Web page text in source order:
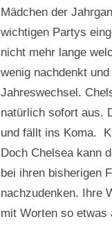
Mädchen der
wichtigen Partys
nicht mehr lange
wenig nachdenkt
Jahreswechsel.
natürlich sofort aus.
und fällt ins Koma.
Doch Chelsea kann
bei ihren bisherigen
nachzudenken. Ihre
mit Worten so etwas